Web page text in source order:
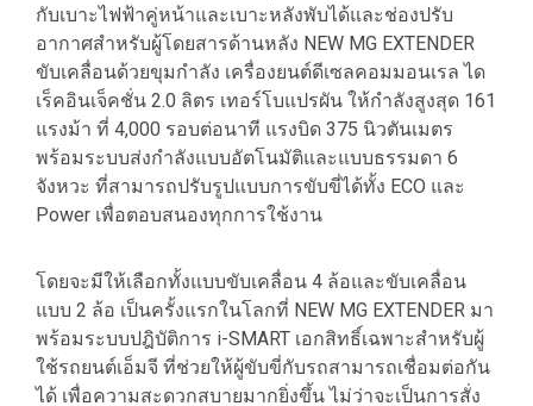
กับเบาะไฟฟ้าคู่หน้าและเบาะหลังพับได้และช่องปรับ
อากาศสำหรับผู้โดยสารด้านหลัง NEW MG EXTENDER
ขับเคลื่อนด้วยขุมกำลัง เครื่องยนต์ดีเซลคอมมอนเรล ได
เร็คอินเจ็คชั่น 2.0 ลิตร เทอร์โบแปรผัน ให้กำลังสูงสุด 161
แรงม้า ที่ 4,000 รอบต่อนาที แรงบิด 375 นิวตันเมตร
พร้อมระบบส่งกำลังแบบอัตโนมัติและแบบธรรมดา 6
จังหวะ ที่สามารถปรับรูปแบบการขับขี่ได้ทั้ง ECO และ
Power เพื่อตอบสนองทุกการใช้งาน
โดยจะมีให้เลือกทั้งแบบขับเคลื่อน 4 ล้อและขับเคลื่อน
แบบ 2 ล้อ เป็นครั้งแรกในโลกที่ NEW MG EXTENDER มา
พร้อมระบบปฎิบัติการ i-SMART เอกสิทธิ์เฉพาะสำหรับผู้
ใช้รถยนต์เอ็มจี ที่ช่วยให้ผู้ขับขี่กับรถสามารถเชื่อมต่อกัน
ได้ เพื่อความสะดวกสบายมากยิ่งขึ้น ไม่ว่าจะเป็นการสั่ง